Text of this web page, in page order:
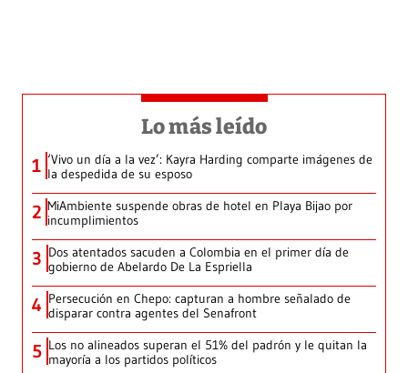
Lo más leído
1 ‘Vivo un día a la vez’: Kayra Harding comparte imágenes de
la despedida de su esposo
2 MiAmbiente suspende obras de hotel en Playa Bijao por
incumplimientos
3 Dos atentados sacuden a Colombia en el primer día de
gobierno de Abelardo De La Espriella
4 Persecución en Chepo: capturan a hombre señalado de
disparar contra agentes del Senafront
5 Los no alineados superan el 51% del padrón y le quitan la
mayoría a los partidos políticos